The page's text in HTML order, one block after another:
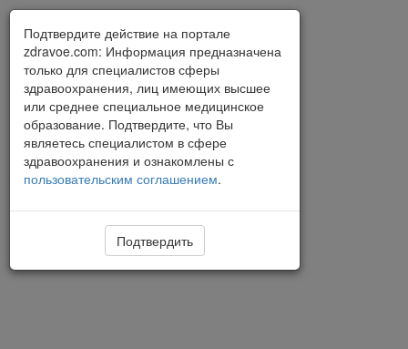
Подтвердите действие на портале
zdravoe.com: Информация предназначена
только для специалистов сферы
здравоохранения, лиц имеющих высшее
или среднее специальное медицинское
образование. Подтвердите, что Вы
являетесь специалистом в сфере
здравоохранения и ознакомлены с
пользовательским соглашением.
Подтвердить